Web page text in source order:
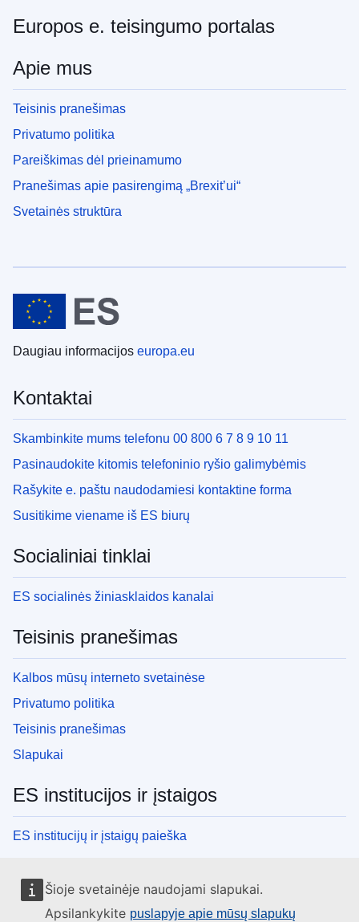
Šioje svetainėje naudojami slapukai.
Apsilankykite puslapyje apie mūsų slapukų
Europos e. teisingumo portalas
Apie mus
Teisinis pranešimas
Privatumo politika
Pareiškimas dėl prieinamumo
Pranešimas apie pasirengimą „Brexit’ui“
Svetainės struktūra
Daugiau informacijos europa.eu
Kontaktai
Skambinkite mums telefonu 00 800 6 7 8 9 10 11
Pasinaudokite kitomis telefoninio ryšio galimybėmis
Rašykite e. paštu naudodamiesi kontaktine forma
Susitikime viename iš ES biurų
Socialiniai tinklai
ES socialinės žiniasklaidos kanalai
Teisinis pranešimas
Kalbos mūsų interneto svetainėse
Privatumo politika
Teisinis pranešimas
Slapukai
ES institucijos ir įstaigos
ES institucijų ir įstaigų paieška